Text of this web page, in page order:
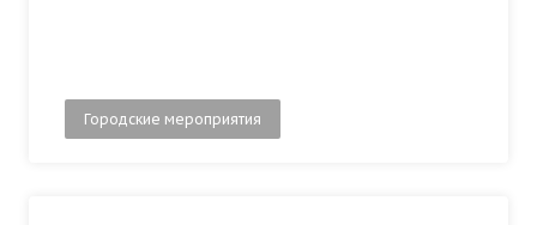
Городские мероприятия